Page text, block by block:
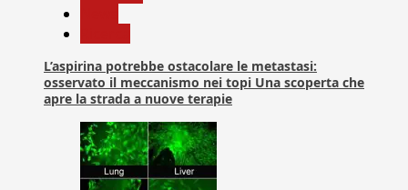
L’aspirina potrebbe ostacolare le metastasi:
osservato il meccanismo nei topi Una scoperta che
apre la strada a nuove terapie